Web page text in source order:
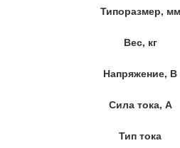
Типоразмер, мм
Вес, кг
Напряжение, В
Сила тока, А
Тип тока